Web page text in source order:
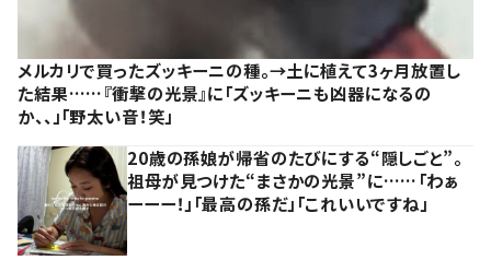
メルカリで買ったズッキーニの種。→土に植えて3ヶ月放置し
た結果……『衝撃の光景』に「ズッキーニも凶器になるの
か、、」「野太い音！笑」
20歳の孫娘が帰省のたびにする“隠しごと”。
祖母が見つけた“まさかの光景”に……「わぁ
ーーー！」「最高の孫だ」「これいいですね」